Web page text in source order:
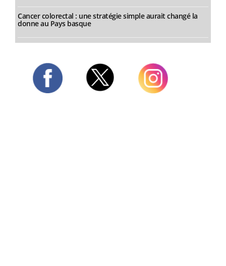
Cancer colorectal : une stratégie simple aurait changé la
donne au Pays basque